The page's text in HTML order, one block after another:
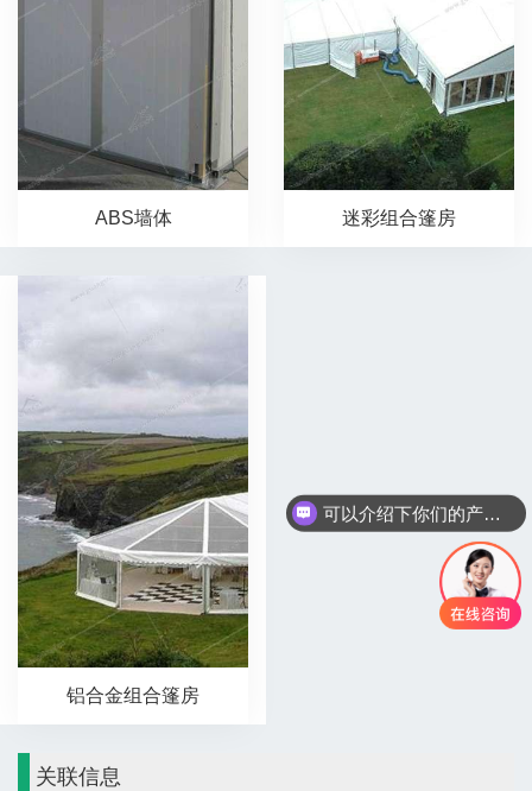
ABS墙体 迷彩组合篷房
铝合金组合篷房
关联信息
可以介绍下你们的产品么